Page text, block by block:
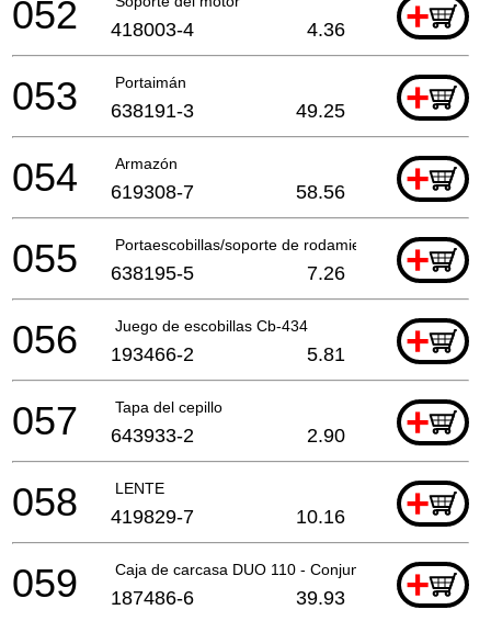
+
052 418003-4 4.36
Portaimán +
053 638191-3 49.25
Armazón +
054 619308-7 58.56
Portaescobillas/soporte de rodamiento +
055 638195-5 7.26
Juego de escobillas Cb-434 +
056 193466-2 5.81
Tapa del cepillo +
057 643933-2 2.90
LENTE +
058 419829-7 10.16
Caja de carcasa DUO 110 - Conjunto +
059 187486-6 39.93